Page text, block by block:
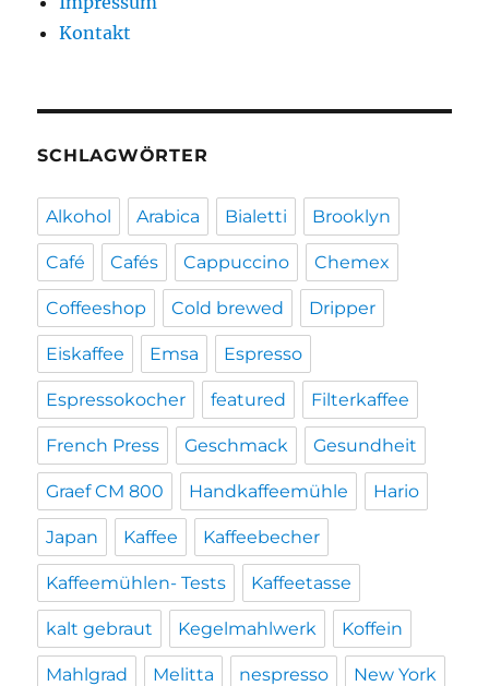
Kontakt
SCHLAGWÖRTER
Alkohol Arabica Bialetti Brooklyn
Café Cafés Cappuccino Chemex
Coffeeshop Cold brewed Dripper
Eiskaffee Emsa Espresso
Espressokocher featured Filterkaffee
French Press Geschmack Gesundheit
Graef CM 800 Handkaffeemühle Hario
Japan Kaffee Kaffeebecher
Kaffeemühlen- Tests Kaffeetasse
kalt gebraut Kegelmahlwerk Koffein
Mahlgrad Melitta nespresso New York